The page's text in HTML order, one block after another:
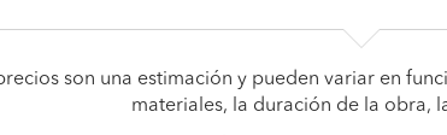
son una estimación y pueden variar en
materiales, la duración de la obra,